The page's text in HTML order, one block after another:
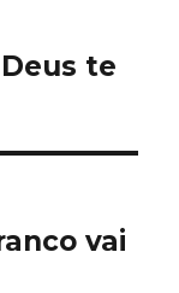
te
vai